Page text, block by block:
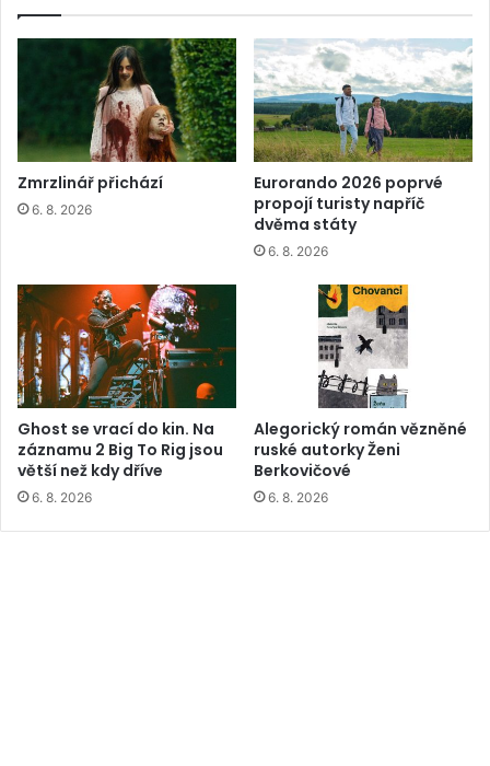
Zmrzlinář přichází
6. 8. 2026
Eurorando 2026 poprvé
propojí turisty napříč
dvěma státy
6. 8. 2026
Ghost se vrací do kin. Na
záznamu 2 Big To Rig jsou
větší než kdy dříve
6. 8. 2026
Alegorický román vězněné
ruské autorky Ženi
Berkovičové
6. 8. 2026